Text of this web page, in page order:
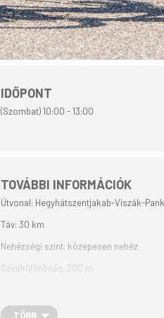
IDŐPONT
(Szombat) 10:00 - 13:00
TOVÁBBI INFORMÁCIÓK
Útvonal: Hegyhátszentjakab-Viszák-
Táv: 30 km
Nehézségi szint: közepesen nehéz
Szintkülönbség: 200 m
Látnivalók:
TÖBB